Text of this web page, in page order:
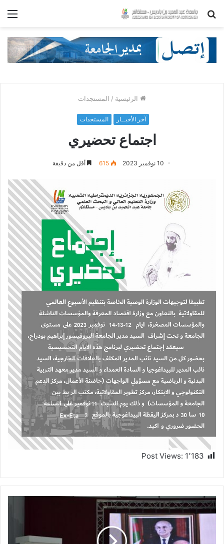
بحث
الرئيسية / المستجدات
آخر الأخبــار المستجدات
اجتماع تحضيري
10 نوفمبر 2023 615 أقل من دقيقة
Post Views: 1٬183